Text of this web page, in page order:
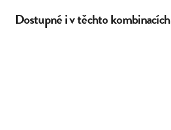
Dostupné i v těchto kombinacích